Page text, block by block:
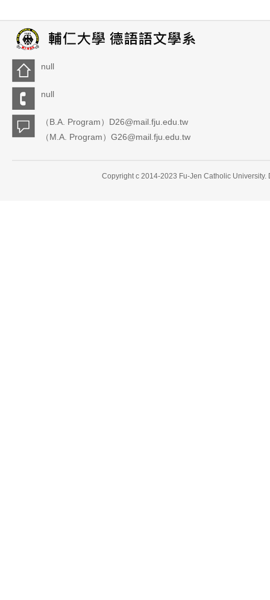
null
null
（B.A. Program）D26@mail.fju.edu.tw
（M.A. Program）G26@mail.fju.edu.tw
Copyright c 2014-2023 Fu-Jen Catholic